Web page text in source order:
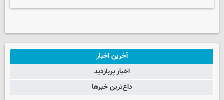
آخرین اخبار
اخبار پربازدید
داغ‌ترین خبرها